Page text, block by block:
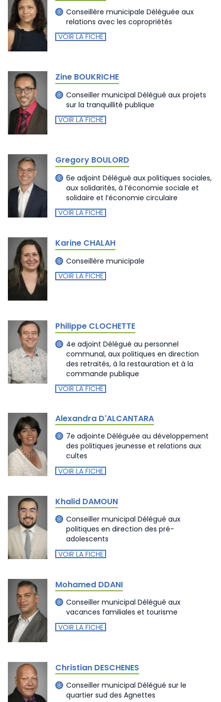
Conseillère municipale Déléguée aux
relations avec les copropriétés
VOIR LA FICHE
Zine BOUKRICHE
Conseiller municipal Délégué aux projets
sur la tranquillité publique
VOIR LA FICHE
Gregory BOULORD
6e adjoint Délégué aux politiques sociales,
aux solidarités, à l’économie sociale et
solidaire et l’économie circulaire
VOIR LA FICHE
Karine CHALAH
Conseillère municipale
VOIR LA FICHE
Philippe CLOCHETTE
4e adjoint Délégué au personnel
communal, aux politiques en direction
des retraités, à la restauration et à la
commande publique
VOIR LA FICHE
Alexandra D'ALCANTARA
7e adjointe Déléguée au développement
des politiques jeunesse et relations aux
cultes
VOIR LA FICHE
Khalid DAMOUN
Conseiller municipal Délégué aux
politiques en direction des pré-
adolescents
VOIR LA FICHE
Mohamed DDANI
Conseiller municipal Délégué aux
vacances familiales et tourisme
VOIR LA FICHE
Christian DESCHENES
Conseiller municipal Délégué sur le
quartier sud des Agnettes